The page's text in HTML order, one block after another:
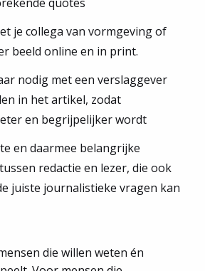
je collega van vormgeving of
beeld online en in print.
nodig met een verslaggever
in het artikel, zodat
en begrijpelijker wordt
en daarmee belangrijke
redactie en lezer, die ook
juiste journalistieke vragen kan
die willen weten én